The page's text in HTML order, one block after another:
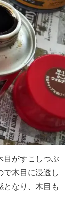
目がすこしつぶ
で木目に浸透し
となり、木目も